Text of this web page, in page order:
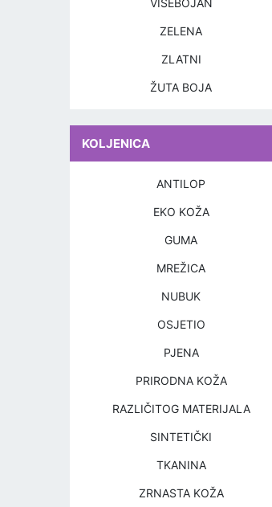
VIŠEBOJAN
ZELENA
ZLATNI
ŽUTA BOJA
KOLJENICA
ANTILOP
EKO KOŽA
GUMA
MREŽICA
NUBUK
OSJETIO
PJENA
PRIRODNA KOŽA
RAZLIČITOG MATERIJALA
SINTETIČKI
TKANINA
ZRNASTA KOŽA